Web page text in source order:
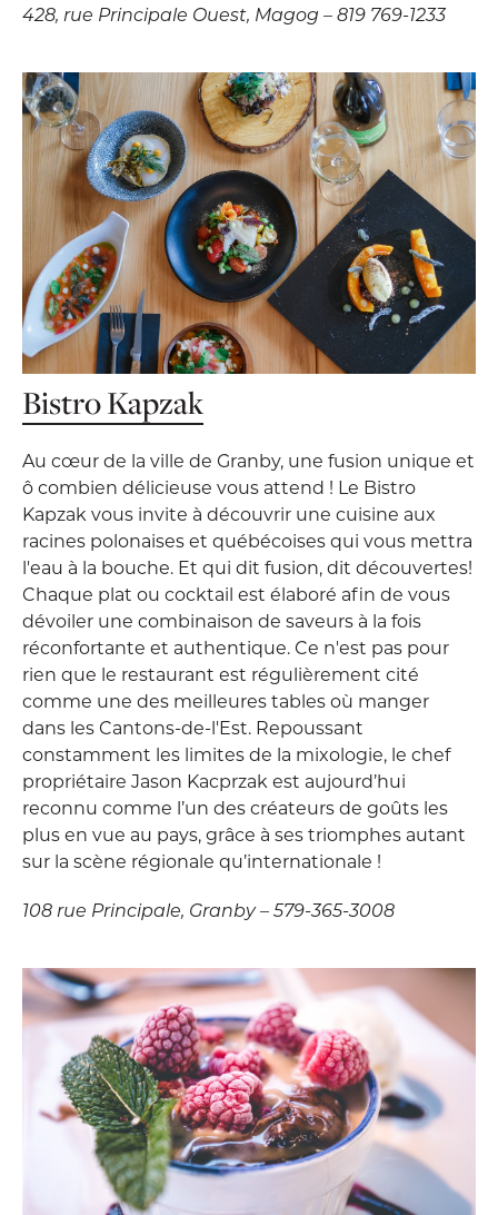
428, rue Principale Ouest, Magog – 819 769-1233
Bistro Kapzak
Au cœur de la ville de Granby, une fusion unique et
ô combien délicieuse vous attend ! Le Bistro
Kapzak vous invite à découvrir une cuisine aux
racines polonaises et québécoises qui vous mettra
l'eau à la bouche. Et qui dit fusion, dit découvertes!
Chaque plat ou cocktail est élaboré afin de vous
dévoiler une combinaison de saveurs à la fois
réconfortante et authentique. Ce n'est pas pour
rien que le restaurant est régulièrement cité
comme une des meilleures tables où manger
dans les Cantons-de-l'Est. Repoussant
constamment les limites de la mixologie, le chef
propriétaire Jason Kacprzak est aujourd’hui
reconnu comme l’un des créateurs de goûts les
plus en vue au pays, grâce à ses triomphes autant
sur la scène régionale qu’internationale !
108 rue Principale, Granby – 579-365-3008